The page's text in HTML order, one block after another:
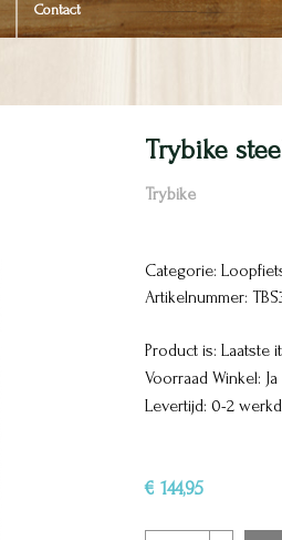
Contact
Trybike
Trybike
Categorie:
Artikelnummer:
Product is: Laatste
Voorraad Winkel: Ja
Levertijd: 0-2
€ 144,95